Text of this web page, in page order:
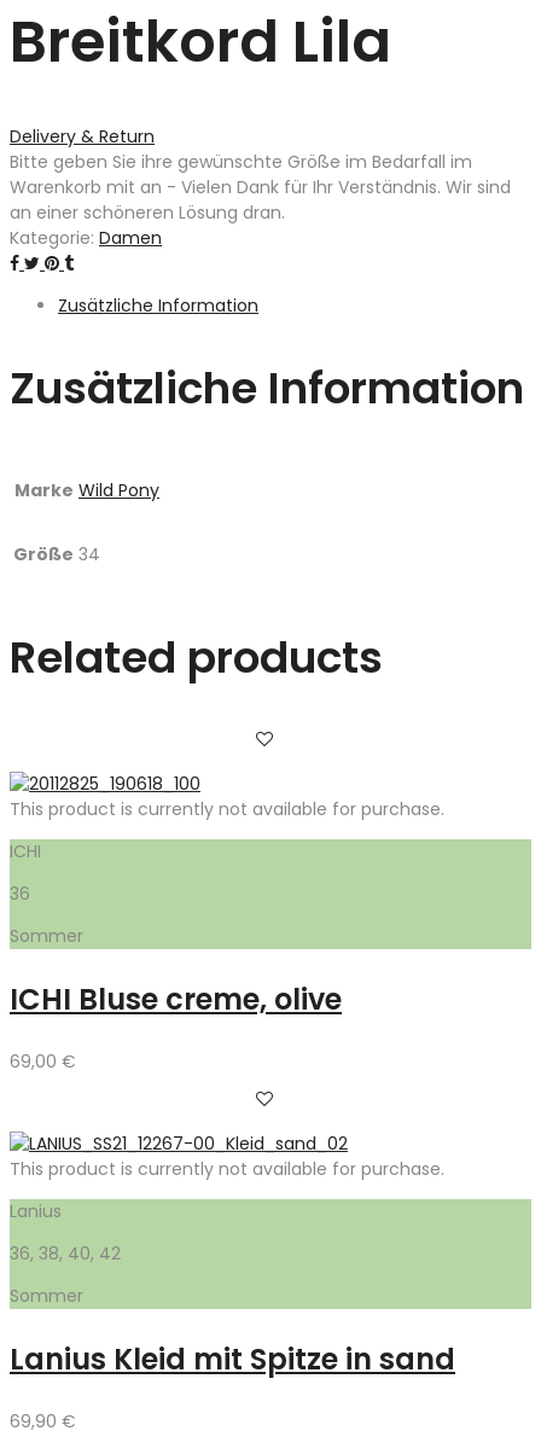
Breitkord Lila
Delivery & Return
Bitte geben Sie ihre gewünschte Größe im Bedarfall im
Warenkorb mit an - Vielen Dank für Ihr Verständnis. Wir sind
an einer schöneren Lösung dran.
Kategorie: Damen
Zusätzliche Information
Zusätzliche Information
Marke Wild Pony
Größe 34
Related products
This product is currently not available for purchase.
ICHI
36
Sommer
ICHI Bluse creme, olive
69,00 €
This product is currently not available for purchase.
Lanius
36, 38, 40, 42
Sommer
Lanius Kleid mit Spitze in sand
69,90 €